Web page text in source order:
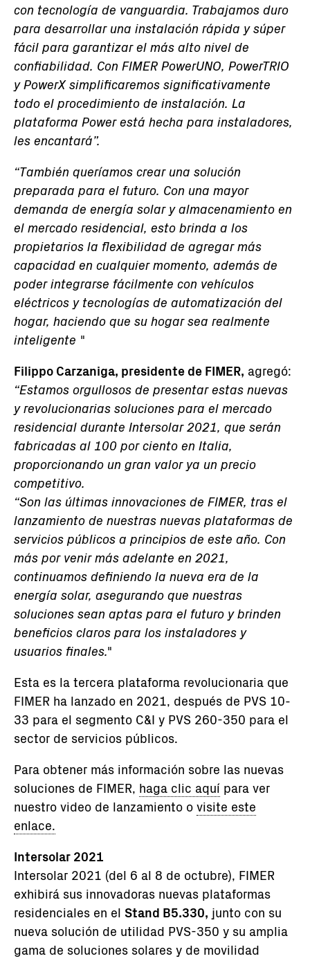
con tecnología de vanguardia. Trabajamos duro
para desarrollar una instalación rápida y súper
fácil para garantizar el más alto nivel de
confiabilidad. Con FIMER PowerUNO, PowerTRIO
y PowerX simplificaremos significativamente
todo el procedimiento de instalación. La
plataforma Power está hecha para instaladores,
les encantará”.
“También queríamos crear una solución
preparada para el futuro. Con una mayor
demanda de energía solar y almacenamiento en
el mercado residencial, esto brinda a los
propietarios la flexibilidad de agregar más
capacidad en cualquier momento, además de
poder integrarse fácilmente con vehículos
eléctricos y tecnologías de automatización del
hogar, haciendo que su hogar sea realmente
inteligente "
Filippo Carzaniga, presidente de FIMER, agregó:
“Estamos orgullosos de presentar estas nuevas
y revolucionarias soluciones para el mercado
residencial durante Intersolar 2021, que serán
fabricadas al 100 por ciento en Italia,
proporcionando un gran valor ya un precio
competitivo.
“Son las últimas innovaciones de FIMER, tras el
lanzamiento de nuestras nuevas plataformas de
servicios públicos a principios de este año. Con
más por venir más adelante en 2021,
continuamos definiendo la nueva era de la
energía solar, asegurando que nuestras
soluciones sean aptas para el futuro y brinden
beneficios claros para los instaladores y
usuarios finales."
Esta es la tercera plataforma revolucionaria que
FIMER ha lanzado en 2021, después de PVS 10-
33 para el segmento C&I y PVS 260-350 para el
sector de servicios públicos.
Para obtener más información sobre las nuevas
soluciones de FIMER, haga clic aquí para ver
nuestro video de lanzamiento o visite este
enlace.
Intersolar 2021
Intersolar 2021 (del 6 al 8 de octubre), FIMER
exhibirá sus innovadoras nuevas plataformas
residenciales en el Stand B5.330, junto con su
nueva solución de utilidad PVS-350 y su amplia
gama de soluciones solares y de movilidad